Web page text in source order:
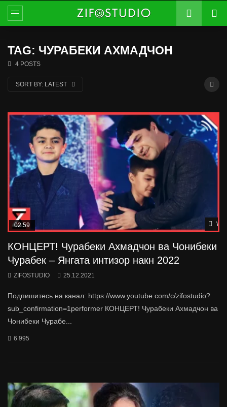
TAG: ЧУРАБЕКИ АХМАДЧОН
4 POSTS
SORT BY: LATEST
02:59
КОНЦЕРТ! Чурабеки Ахмадчон ва Чонибеки
Чурабек – Янгата интизор накн 2022
ZIFOSTUDIO 25.12.2021
Подпишитесь на канал: https://www.youtube.com/c/zifostudio?
sub_confirmation=1performer КОНЦЕРТ! Чурабеки Ахмадчон ва
Чонибеки Чурабе...
6 995